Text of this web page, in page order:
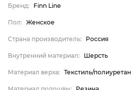
Внутренний материал
Материал верха
Материал подошвы
Материал стельки
Женское
Бренд: Finn Line
Пол: Женское
Страна производитель: Россия
Внутренний материал: Шерсть
Материал верха: Текстиль/полиуретан